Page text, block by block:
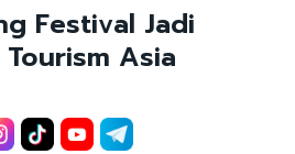
Festival Jadi
Asia